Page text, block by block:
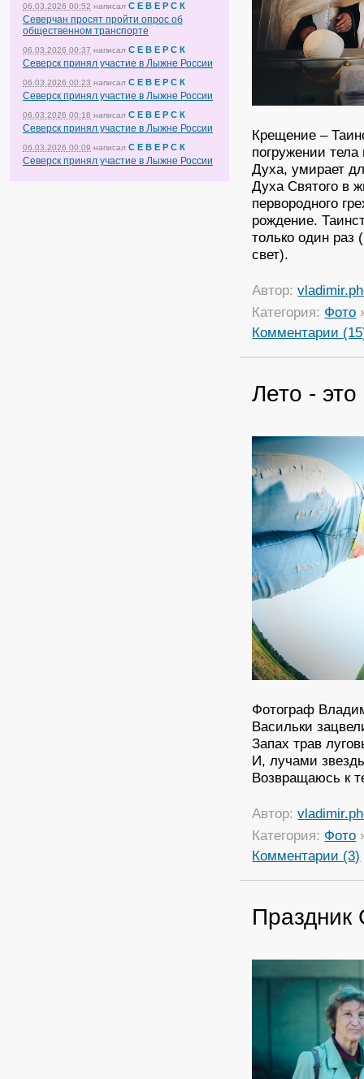
06.03.2026 00:52 написал С Е В Е Р С К
Северчан просят пройти опрос об
общественном транспорте
06.03.2026 00:37 написал С Е В Е Р С К
Северск принял участие в Лыжне России
06.03.2026 00:23 написал С Е В Е Р С К
Северск принял участие в Лыжне России
06.03.2026 00:18 написал С Е В Е Р С К
Северск принял участие в Лыжне России
06.03.2026 00:09 написал С Е В Е Р С К
Северск принял участие в Лыжне России
Крещение –
погружении
Духа, умирает
Духа Святого в
первородного
рождение.
только один раз
свет).
Автор:
Категория: Фото
Комментарии
Лето -
Фотограф
Васильки
Запах трав
И, лучами
Возвращаюсь к
Автор:
Категория: Фото
Комментарии (3)